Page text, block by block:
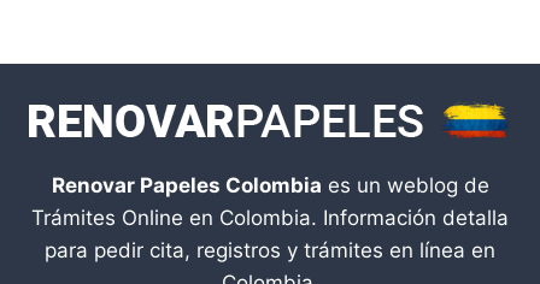
Renovar Papeles Colombia es un weblog de
Trámites Online en Colombia. Información detalla
para pedir cita, registros y trámites en línea en